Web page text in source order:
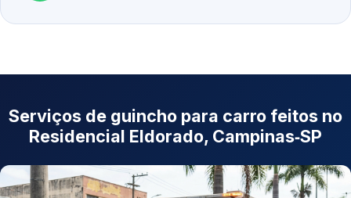
Serviços de guincho para carro feitos no
Residencial Eldorado, Campinas‑SP